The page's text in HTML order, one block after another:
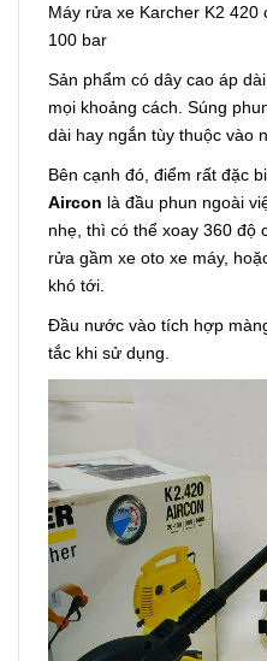
Máy rửa xe Karcher K2 420
100 bar
Sản phẩm có dây cao áp
mọi khoảng cách. Súng
dài hay ngắn tùy thuộc vào
Bên cạnh đó, điểm rất đặc
Aircon là đầu phun ngoài
nhẹ, thì có thể xoay 360 độ
rửa gầm xe oto xe máy,
khó tới.
Đầu nước vào tích hợp
tắc khi sử dụng.